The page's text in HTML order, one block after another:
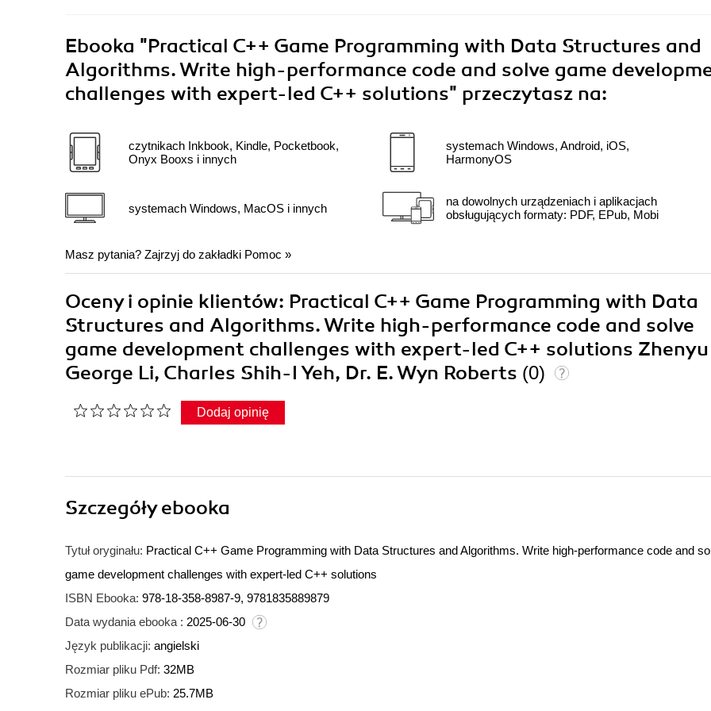
Ebooka "Practical C++ Game Programming with Data Structures and
Algorithms. Write high-performance code and solve game
challenges with expert-led C++ solutions" przeczytasz na:
czytnikach Inkbook, Kindle, Pocketbook,
Onyx Booxs i innych
systemach Windows, MacOS i innych
systemach Windows, Android, iOS,
HarmonyOS
na dowolnych urządzeniach i aplikacjach
obsługujących formaty: PDF, EPub, Mobi
Masz pytania? Zajrzyj do zakładki Pomoc »
Oceny i opinie klientów: Practical C++ Game Programming with Data
Structures and Algorithms. Write high-performance code and solve
game development challenges with expert-led C++ solutions Zhenyu
George Li, Charles Shih-I Yeh, Dr. E. Wyn Roberts (0)
Dodaj opinię
Szczegółyebooka
Tytuł oryginału: Practical C++ Game Programming with Data Structures and Algorithms. Write high-performance code and
game development challenges with expert-led C++ solutions
ISBN Ebooka: 978-18-358-8987-9, 9781835889879
Data wydania ebooka : 2025-06-30
Język publikacji: angielski
Rozmiar pliku Pdf: 32MB
Rozmiar pliku ePub: 25.7MB